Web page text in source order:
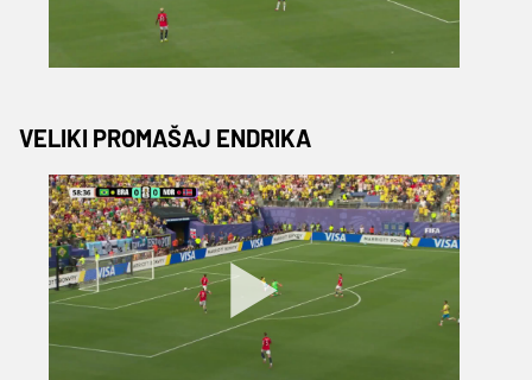
VELIKI PROMAŠAJ ENDRIKA